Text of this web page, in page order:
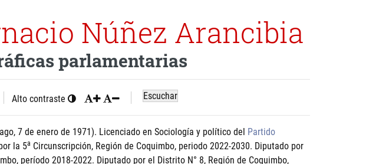
Núñez Arancibia
parlamentarias
Alto contraste Escuchar
7 de enero de 1971). Licenciado en Sociología y político del Partido
la 5a Circunscripción, Región de Coquimbo, periodo 2022-2030. Diputado por
período 2018-2022. Diputado por el Distrito N° 8, Región de Coquimbo,